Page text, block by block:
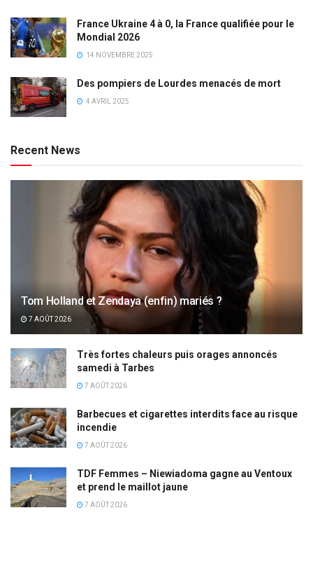
France Ukraine 4 à 0, la France qualifiée pour le
Mondial 2026
14 NOVEMBRE 2025
Des pompiers de Lourdes menacés de mort
4 AVRIL 2025
Recent News
Tom Holland et Zendaya (enfin) mariés ?
7 AOÛT 2026
Très fortes chaleurs puis orages annoncés
samedi à Tarbes
7 AOÛT 2026
Barbecues et cigarettes interdits face au risque
incendie
7 AOÛT 2026
TDF Femmes – Niewiadoma gagne au Ventoux
et prend le maillot jaune
7 AOÛT 2026